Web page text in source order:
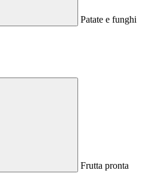
Patate e funghi
Frutta pronta